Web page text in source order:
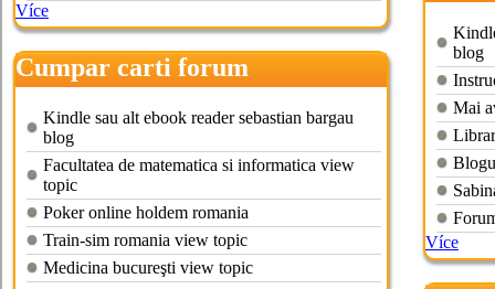
Více
Cumpar carti forum
Kindle sau alt ebook reader sebastian bargau
blog
Facultatea de matematica si informatica view
topic
Poker online holdem romania
Train-sim romania view topic
Medicina bucureşti view topic
blog
Mai
Více